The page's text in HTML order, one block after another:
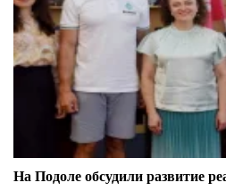
На Подоле обсудили развитие